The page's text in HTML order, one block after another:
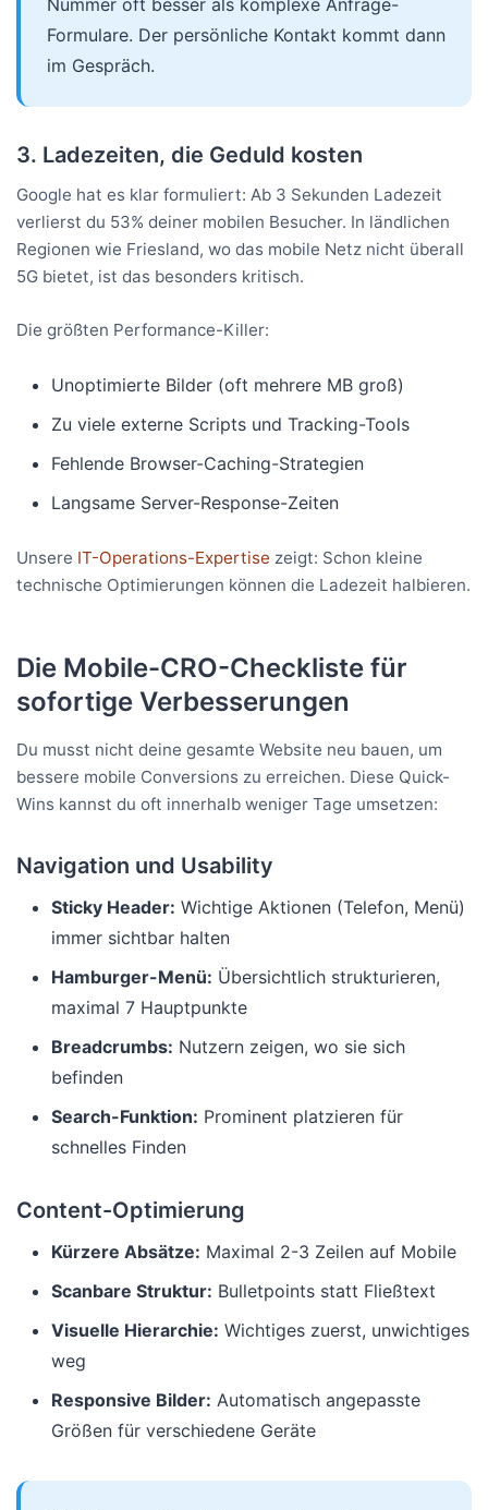
Nummer oft besser als komplexe Anfrage-
Formulare. Der persönliche Kontakt kommt dann
im Gespräch.
3. Ladezeiten, die Geduld kosten
Google hat es klar formuliert: Ab 3 Sekunden Ladezeit
verlierst du 53% deiner mobilen Besucher. In ländlichen
Regionen wie Friesland, wo das mobile Netz nicht überall
5G bietet, ist das besonders kritisch.
Die größten Performance-Killer:
Unoptimierte Bilder (oft mehrere MB groß)
Zu viele externe Scripts und Tracking-Tools
Fehlende Browser-Caching-Strategien
Langsame Server-Response-Zeiten
Unsere IT-Operations-Expertise zeigt: Schon kleine
technische Optimierungen können die Ladezeit halbieren.
Die Mobile-CRO-Checkliste für
sofortige Verbesserungen
Du musst nicht deine gesamte Website neu bauen, um
bessere mobile Conversions zu erreichen. Diese Quick-
Wins kannst du oft innerhalb weniger Tage umsetzen:
Navigation und Usability
Sticky Header: Wichtige Aktionen (Telefon, Menü)
immer sichtbar halten
Hamburger-Menü: Übersichtlich strukturieren,
maximal 7 Hauptpunkte
Breadcrumbs: Nutzern zeigen, wo sie sich
befinden
Search-Funktion: Prominent platzieren für
schnelles Finden
Content-Optimierung
Kürzere Absätze: Maximal 2-3 Zeilen auf Mobile
Scanbare Struktur: Bulletpoints statt Fließtext
Visuelle Hierarchie: Wichtiges zuerst, unwichtiges
weg
Responsive Bilder: Automatisch angepasste
Größen für verschiedene Geräte